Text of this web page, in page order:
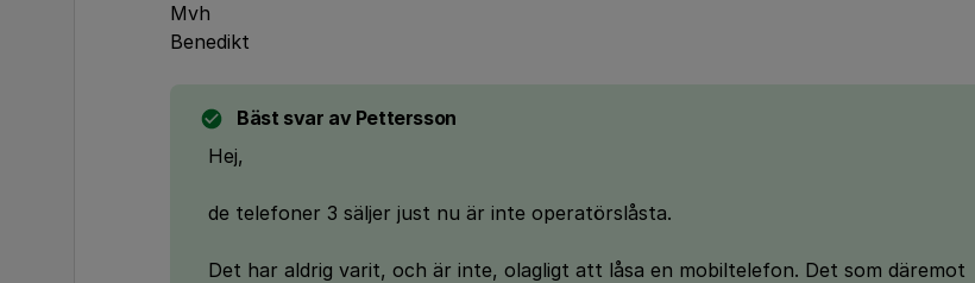
Mvh
Benedikt
Bäst svar av Pettersson
Hej,
de telefoner 3 säljer just nu är inte operatörslåsta.
Det har aldrig varit, och är inte, olagligt att låsa en mobiltelefon. Det som däremot